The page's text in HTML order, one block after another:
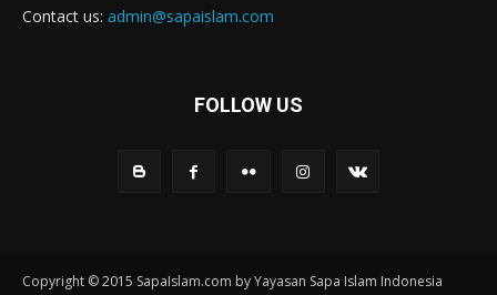
Contact us: admin@sapaislam.com
FOLLOW US
Copyright © 2015 SapaIslam.com by Yayasan Sapa Islam Indonesia